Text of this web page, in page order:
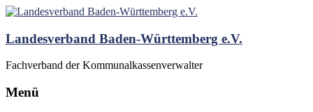
Landesverband Baden-Württemberg e.V.
Fachverband der Kommunalkassenverwalter
Menü